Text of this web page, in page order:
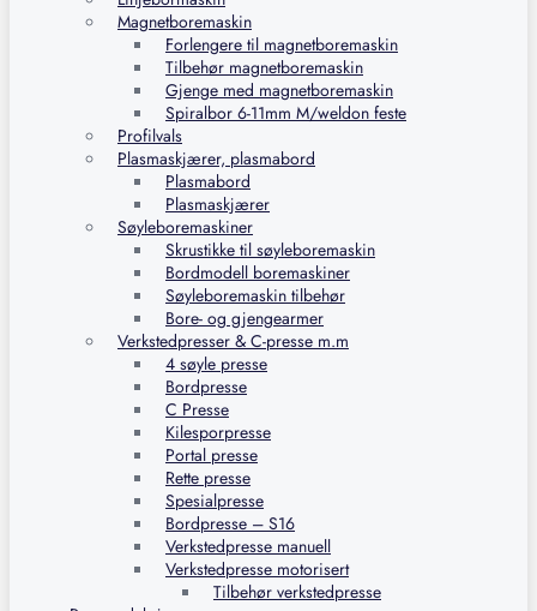
Magnetboremaskin
Forlengere til magnetboremaskin
Tilbehør magnetboremaskin
Gjenge med magnetboremaskin
Spiralbor 6-11mm M/weldon feste
Profilvals
Plasmaskjærer, plasmabord
Plasmabord
Plasmaskjærer
Søyleboremaskiner
Skrustikke til søyleboremaskin
Bordmodell boremaskiner
Søyleboremaskin tilbehør
Bore- og gjengearmer
Verkstedpresser & C-presse m.m
4 søyle presse
Bordpresse
C Presse
Kilesporpresse
Portal presse
Rette presse
Spesialpresse
Bordpresse – S16
Verkstedpresse manuell
Verkstedpresse motorisert
Tilbehør verkstedpresse